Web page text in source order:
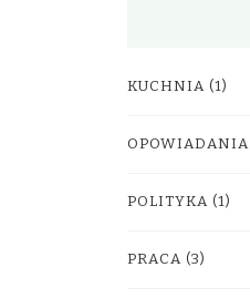
KUCHNIA (1)
OPOWIADANIA
POLITYKA (1)
PRACA (3)